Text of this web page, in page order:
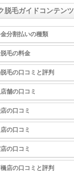
脱毛ガイドコンテンツ
分割払いの種類
毛の料金
毛の口コミと評判
舗の口コミ
の口コミ
の口コミ
の口コミ
店の口コミと評判